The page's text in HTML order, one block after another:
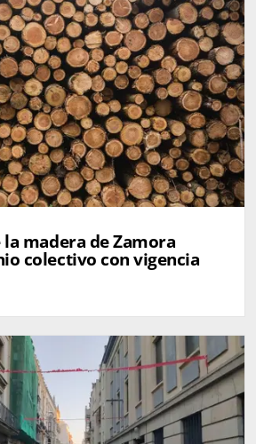
madera de Zamora
colectivo con vigencia